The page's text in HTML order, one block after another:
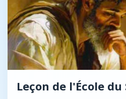
Leçon de l'École du